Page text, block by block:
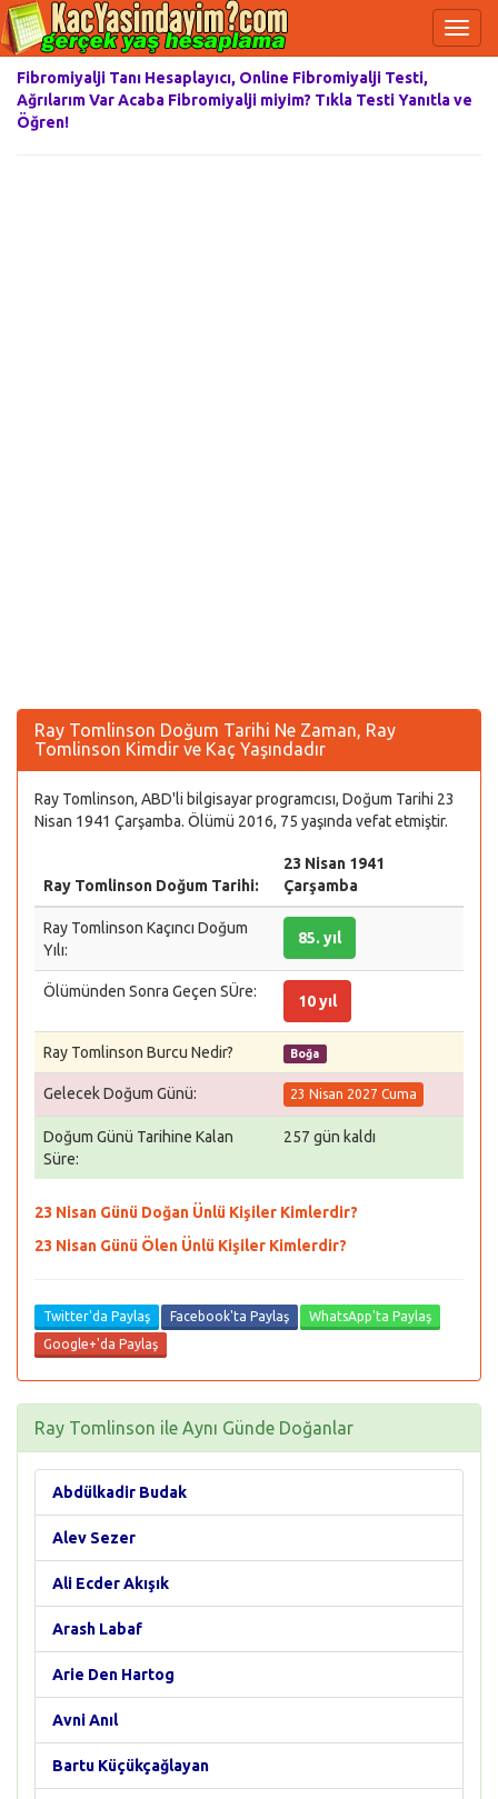
Fibromiyalji Tanı Hesaplayıcı, Online Fibromiyalji Testi,
Ağrılarım Var Acaba Fibromiyalji miyim? Tıkla Testi Yanıtla ve
Öğren!
Ray Tomlinson Doğum Tarihi Ne Zaman, Ray
Tomlinson Kimdir ve Kaç Yaşındadır
Ray Tomlinson, ABD'li bilgisayar programcısı, Doğum Tarihi 23
Nisan 1941 Çarşamba. Ölümü 2016, 75 yaşında vefat etmiştir.
Ray Tomlinson Doğum Tarihi:
23 Nisan 1941
Çarşamba
Ray Tomlinson Kaçıncı Doğum
Yılı:
85. yıl
Ölümünden Sonra Geçen SÜre:
10 yıl
Ray Tomlinson Burcu Nedir? Boğa
Gelecek Doğum Günü: 23 Nisan 2027 Cuma
Doğum Günü Tarihine Kalan
Süre:
257 gün kaldı
23 Nisan Günü Doğan Ünlü Kişiler Kimlerdir?
23 Nisan Günü Ölen Ünlü Kişiler Kimlerdir?
Twitter'da Paylaş Facebook'ta Paylaş
WhatsApp'ta Paylaş
Google+'da Paylaş
Ray Tomlinson ile Aynı Günde Doğanlar
Abdülkadir Budak
Alev Sezer
Ali Ecder Akışık
Arash Labaf
Arie Den Hartog
Avni Anıl
Bartu Küçükçağlayan